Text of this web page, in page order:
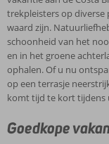
trekpleisters op diverse
waard zijn.
schoonheid van het
en in het groene
ophalen. Of u nu
op een terrasje
komt tijd te kort tijdens
Goedkope